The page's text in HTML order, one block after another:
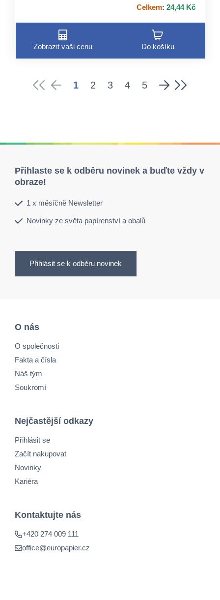
Celkem: 24,44 Kč
Zobrazit vaši cenu Do košíku
1 2 3 4 5
Přihlaste se k odběru novinek a buďte vždy v
obraze!
1 x měsíčně Newsletter
Novinky ze světa papírenství a obalů
Přihlásit se k odběru novinek
O nás
O společnosti
Fakta a čísla
Náš tým
Soukromí
Nejčastější odkazy
Přihlásit se
Začít nakupovat
Novinky
Kariéra
Kontaktujte nás
+420 274 009 111
office@europapier.cz